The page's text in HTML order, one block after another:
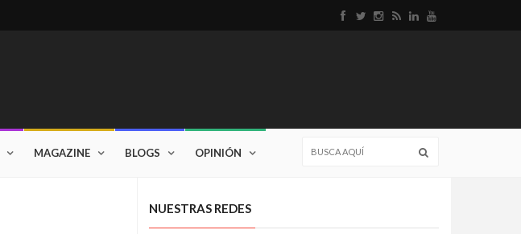
MAGAZINE BLOGS OPINIÓN
NUESTRAS REDES